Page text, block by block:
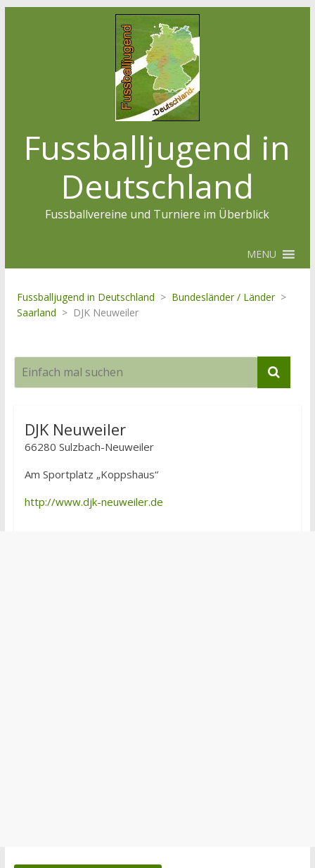
Fussballjugend in
Deutschland
Fussballvereine und Turniere im Überblick
MENU
Fussballjugend in Deutschland > Bundesländer / Länder >
Saarland > DJK Neuweiler
DJK Neuweiler
66280 Sulzbach-Neuweiler
Am Sportplatz „Koppshaus“
http://www.djk-neuweiler.de